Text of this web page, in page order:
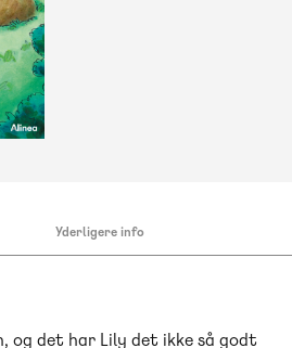
Yderligere info
og det har Lily det ikke så godt